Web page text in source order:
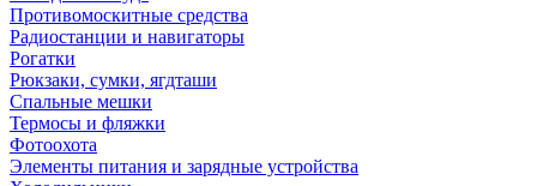
Противомоскитные средства
Радиостанции и навигаторы
Рогатки
Рюкзаки, сумки, ягдташи
Спальные мешки
Термосы и фляжки
Фотоохота
Элементы питания и зарядные устройства